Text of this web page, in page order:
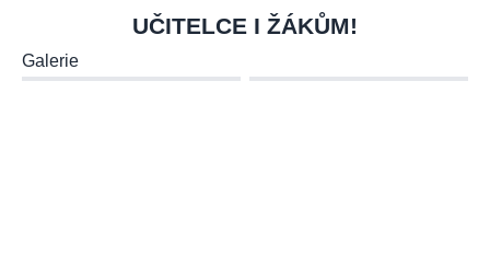
UČITELCE I ŽÁKŮM!
Galerie